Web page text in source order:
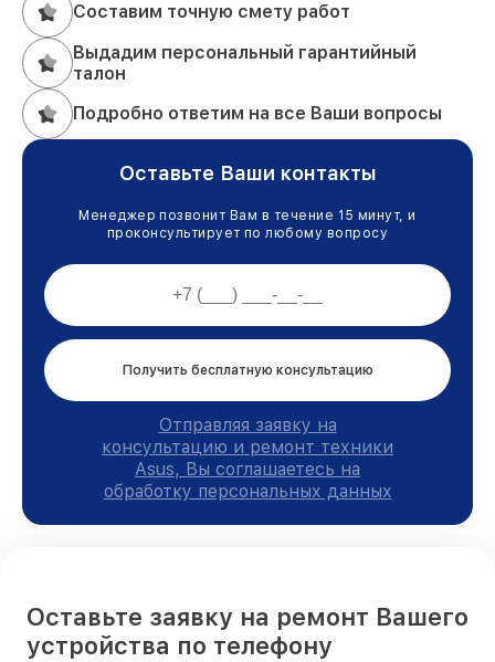
Составим точную смету работ
Выдадим персональный гарантийный
талон
Подробно ответим на все Ваши вопросы
Оставьте Ваши контакты
Менеджер позвонит Вам в течение 15 минут, и
проконсультирует по любому вопросу
Получить бесплатную консультацию
Отправляя заявку на
консультацию и ремонт техники
Asus, Вы соглашаетесь на
обработку персональных данных
Оставьте заявку на ремонт Вашего
устройства по телефону